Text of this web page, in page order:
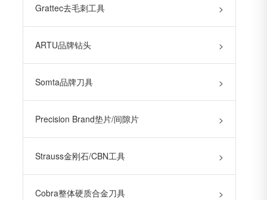
Grattec去毛刺工具 >
ARTU品牌钻头 >
Somta品牌刀具 >
Precision Brand垫片/间隙片 >
Strauss金刚石/CBN工具 >
Cobra整体硬质合金刀具 >